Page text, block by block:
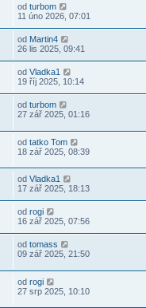
od turbom
11 úno 2026, 07:01
od Martin4
26 lis 2025, 09:41
od Vladka1
19 říj 2025, 10:14
od turbom
27 zář 2025, 01:16
od tatko Tom
18 zář 2025, 08:39
od Vladka1
17 zář 2025, 18:13
od rogi
16 zář 2025, 07:56
od tomass
09 zář 2025, 21:50
od rogi
27 srp 2025, 10:10